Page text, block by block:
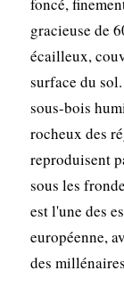
gracieuse de
écailleux,
surface du
sous-bois
rocheux des
reproduisent
sous les
est l'une des
européenne,
des